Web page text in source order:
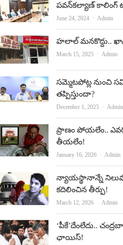
పవన్‌కల్యాణ్‌ కాలింగ్‌
June 24, 2024 Author
Admin
హలాల్‌ మనకొద్దు..
March 15, 2025 Author
Admin
సమ్మెటపోట్ల నుంచి
తప్పిస్తుందా?
December 1, 2025 Author
Admin
ప్రాణం పోయలేం..
తీయలేం!
January 16, 2026 Author
Admin
న్యాయస్థానాన్నే
కదిలించిన తీర్పు!
March 12, 2026 Author
Admin
‘పీకే’దేంలేదు..
ఛాయిస్‌!